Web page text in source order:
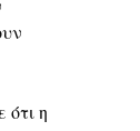
ότι η